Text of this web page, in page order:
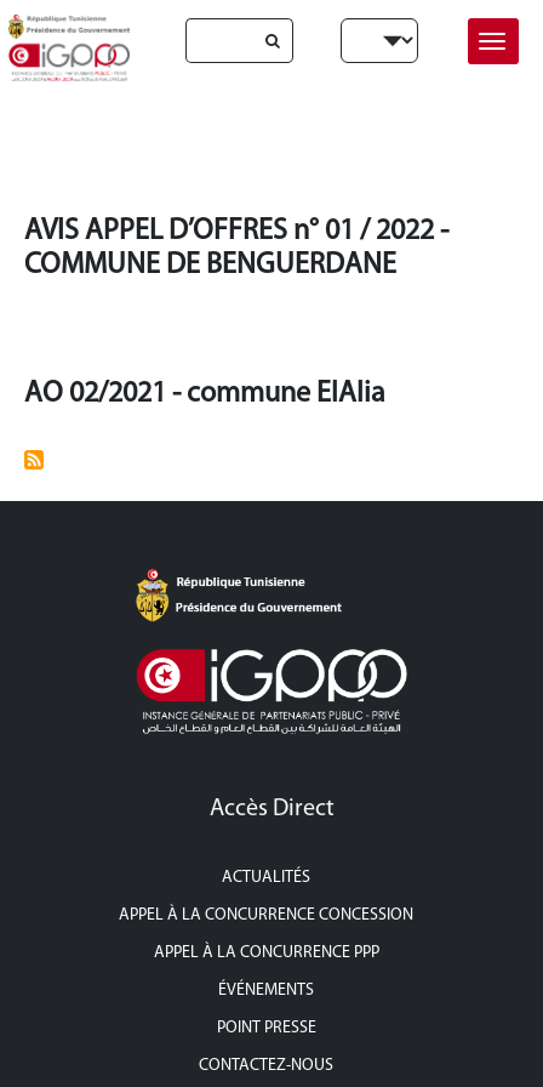
Skip to main content
Select your language
Accueil Collectivités Locales
AVIS APPEL D’OFFRES n° 01 / 2022 -
COMMUNE DE BENGUERDANE
AO 02/2021 - commune ElAlia
Accès Direct
ACTUALITÉS
APPEL À LA CONCURRENCE CONCESSION
APPEL À LA CONCURRENCE PPP
ÉVÉNEMENTS
POINT PRESSE
CONTACTEZ-NOUS